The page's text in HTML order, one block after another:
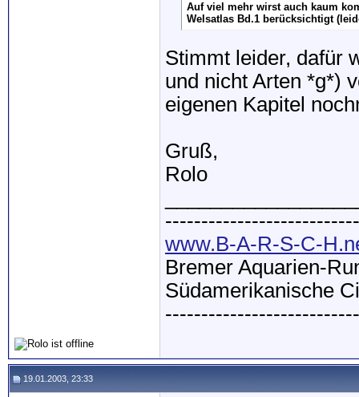
Auf viel mehr wirst auch kaum
Welsatlas Bd.1 berücksichtigt
Stimmt leider, dafür
und nicht Arten *g*)
eigenen Kapitel
Gruß,
Rolo
www.B-A-R-S-C-
Bremer Aquarien-
Südamerikanische
19.01.2003, 23:33